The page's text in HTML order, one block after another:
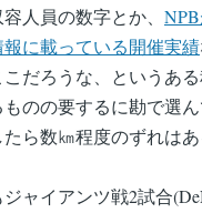
人員の数字とか、
に載っている開催実績
だろうな、というあ
のの要するに勘で選
ら数㎞程度のずれは
ャイアンツ戦2試合